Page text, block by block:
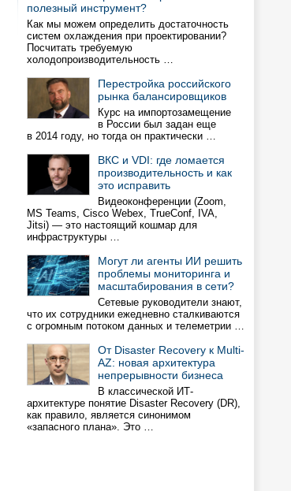
полезный инструмент?
Как мы можем определить достаточность
систем охлаждения при проектировании?
Посчитать требуемую
холодопроизводительность …
Перестройка российского
рынка балансировщиков
Курс на импортозамещение
в России был задан еще
в 2014 году, но тогда он практически …
ВКС и VDI: где ломается
производительность и как
это исправить
Видеоконференции (Zoom,
MS Teams, Cisco Webex, TrueConf, IVA,
Jitsi) — это настоящий кошмар для
инфраструктуры …
Могут ли агенты ИИ решить
проблемы мониторинга и
масштабирования в сети?
Сетевые руководители знают,
что их сотрудники ежедневно сталкиваются
с огромным потоком данных и телеметрии …
От Disaster Recovery к Multi-
AZ: новая архитектура
непрерывности бизнеса
В классической ИТ-
архитектуре понятие Disaster Recovery (DR),
как правило, является синонимом
«запасного плана». Это …